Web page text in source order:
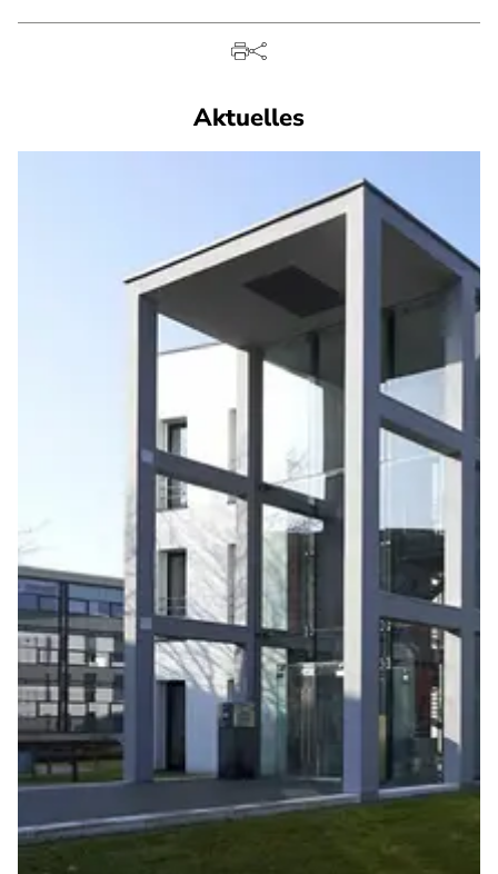
Aktuelles